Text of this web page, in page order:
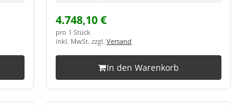
4.748,10 €
pro 1 Stück
inkl. MwSt. zzgl. Versand
In den Warenkorb